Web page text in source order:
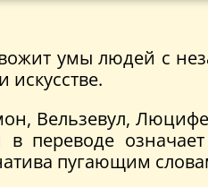
умы людей с
искусстве.
Вельзевул,
переводе
пугающим